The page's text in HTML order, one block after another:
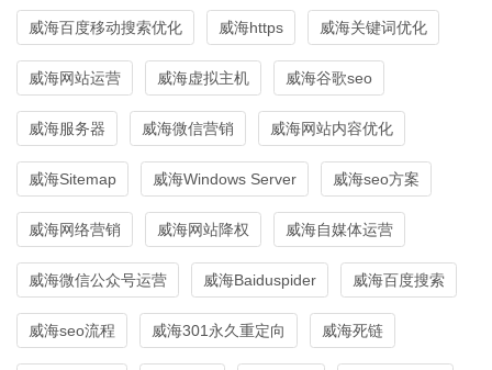
威海百度移动搜索优化 威海https 威海关键词优化
威海网站运营 威海虚拟主机 威海谷歌seo
威海服务器 威海微信营销 威海网站内容优化
威海Sitemap 威海Windows Server 威海seo方案
威海网络营销 威海网站降权 威海自媒体运营
威海微信公众号运营 威海Baiduspider 威海百度搜索
威海seo流程 威海301永久重定向 威海死链